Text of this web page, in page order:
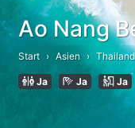
Ao Nang
Start Asien Thailand
Ja Ja Ja